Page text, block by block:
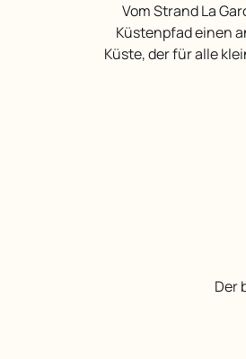
Vom Strand La Garoupe am Cap d’Antibes aus bietet ein
Küstenpfad einen
Küste, der für alle
Der berühmte Wasserpark liegt nur 15 km vom Campingplatz Les Pinèdes entfernt. Im Marineland können Sie Orcas und